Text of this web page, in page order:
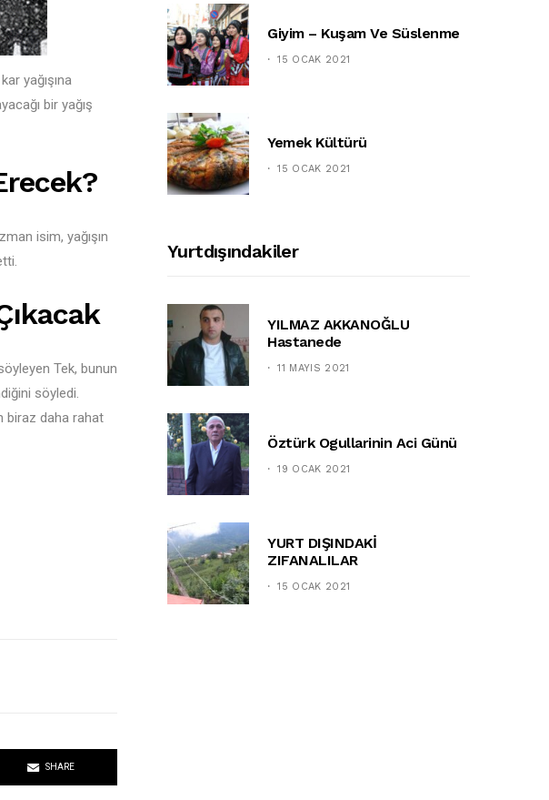
yağışına
bir yağış
isim, yağışın
Tek, bunun
söyledi.
biraz daha rahat
SHARE
Giyim – Kuşam Ve Süslenme
15 OCAK 2021
Yemek Kültürü
15 OCAK 2021
Yurtdışındakiler
YILMAZ AKKANOĞLU
Hastanede
11 MAYIS 2021
Öztürk Ogullarinin Aci Günü
19 OCAK 2021
YURT DIŞINDAKİ
ZIFANALILAR
15 OCAK 2021